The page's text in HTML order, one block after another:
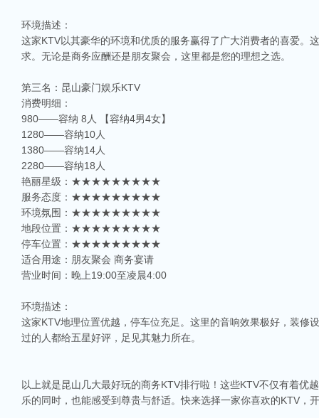
相关推荐
昆山天外天KTV以其优雅的环境和周到的服务著称。这里不仅拥有现代的音响设
响，给你带来无与伦比的视听享受。这里还提供多种酒水和小吃，确保你和朋友
昆山ktv哪个比较好-昆山八大比较好的ktv娱乐会所推荐
昆山市区周边有哪些好玩的ktv-昆山五大高端ktv排名
环境描述：
这家KTV以其豪华的环境和优质的服务赢得了广大消费者的喜爱。
求。无论是商务应酬还是朋友聚会，这里都是您的理想之选。
第三名：昆山豪门娱乐KTV
消费明细：
980——容纳 8人 【容纳4男4女】
1280——容纳10人
1380——容纳14人
2280——容纳18人
艳丽星级：★★★★★★★★★
服务态度：★★★★★★★★★
环境氛围：★★★★★★★★★
地段位置：★★★★★★★★★
停车位置：★★★★★★★★★
适合用途：朋友聚会 商务宴请
营业时间：晚上19:00至凌晨4:00
环境描述：
这家KTV地理位置优越，停车位充足。这里的音响效果极好，装修
过的人都给五星好评，足见其魅力所在。
以上就是昆山几大最好玩的商务KTV排行啦！这些KTV不仅有着优
乐的同时，也能感受到尊贵与舒适。快来选择一家你喜欢的KTV，